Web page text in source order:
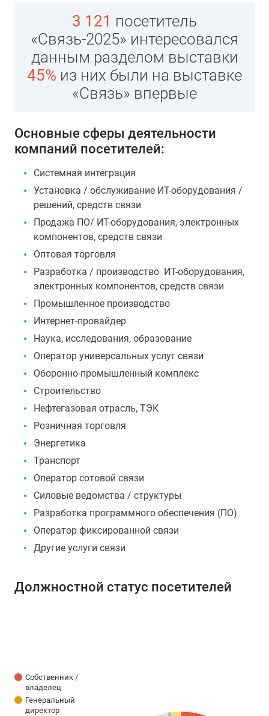
3 121 посетитель
«Связь-2025» интересовался
данным разделом выставки
45% из них были на выставке
«Связь» впервые
Основные сферы деятельности
компаний посетителей:
Системная интеграция
Установка / обслуживание ИТ-оборудования /
решений, средств связи
Продажа ПО/ ИТ-оборудования, электронных
компонентов, средств связи
Оптовая торговля
Разработка / производство ИТ-оборудования,
электронных компонентов, средств связи
Промышленное производство
Интернет-провайдер
Наука, исследования, образование
Оператор универсальных услуг связи
Оборонно-промышленный комплекс
Строительство
Нефтегазовая отрасль, ТЭК
Розничная торговля
Энергетика
Транспорт
Оператор сотовой связи
Силовые ведомства / структуры
Разработка программного обеспечения (ПО)
Оператор фиксированной связи
Другие услуги связи
Должностной cтатус посетителей
Собственник /
владелец
Генеральный
директор